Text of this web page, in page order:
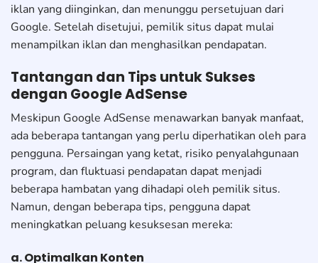
iklan yang diinginkan, dan menunggu persetujuan dari
Google. Setelah disetujui, pemilik situs dapat mulai
menampilkan iklan dan menghasilkan pendapatan.
Tantangan dan Tips untuk Sukses
dengan Google AdSense
Meskipun Google AdSense menawarkan banyak manfaat,
ada beberapa tantangan yang perlu diperhatikan oleh para
pengguna. Persaingan yang ketat, risiko penyalahgunaan
program, dan fluktuasi pendapatan dapat menjadi
beberapa hambatan yang dihadapi oleh pemilik situs.
Namun, dengan beberapa tips, pengguna dapat
meningkatkan peluang kesuksesan mereka:
a. Optimalkan Konten